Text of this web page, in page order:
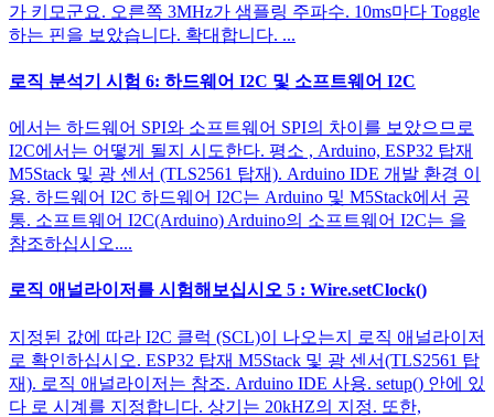
가 키모군요. 오른쪽 3MHz가 샘플링 주파수. 10ms마다 Toggle
하는 핀을 보았습니다. 확대합니다. ...
로직 분석기 시험 6: 하드웨어 I2C 및 소프트웨어 I2C
에서는 하드웨어 SPI와 소프트웨어 SPI의 차이를 보았으므로
I2C에서는 어떻게 될지 시도한다. 평소 , Arduino, ESP32 탑재
M5Stack 및 광 센서 (TLS2561 탑재). Arduino IDE 개발 환경 이
용. 하드웨어 I2C 하드웨어 I2C는 Arduino 및 M5Stack에서 공
통. 소프트웨어 I2C(Arduino) Arduino의 소프트웨어 I2C는 을
참조하십시오....
로직 애널라이저를 시험해보십시오 5 : Wire.setClock()
지정된 값에 따라 I2C 클럭 (SCL)이 나오는지 로직 애널라이저
로 확인하십시오. ESP32 탑재 M5Stack 및 광 센서(TLS2561 탑
재). 로직 애널라이저는 참조. Arduino IDE 사용. setup() 안에 있
다 로 시계를 지정합니다. 상기는 20kHZ의 지정. 또한,